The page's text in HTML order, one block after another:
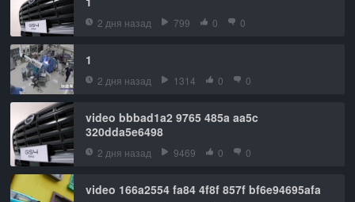
2 дня назад 799 0 0
1
2 дня назад 1314 0 0
video bbbad1a2 9765 485a aa5c
320dda5e6498
2 дня назад 9469 0 0
video 166a2554 fa84 4f8f 857f bf6e94695afa